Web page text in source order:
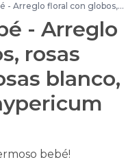
- Arreglo floral con globos,
- Arreglo
rosas
blanco,
bebé!